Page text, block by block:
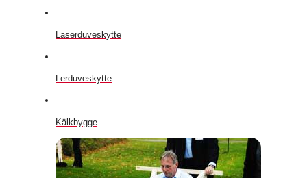
Laserduveskytte
Lerduveskytte
Kälkbygge